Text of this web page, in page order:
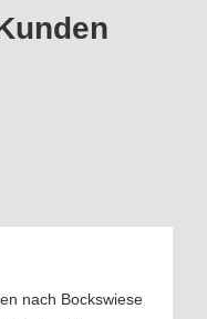
nach Bockswiese